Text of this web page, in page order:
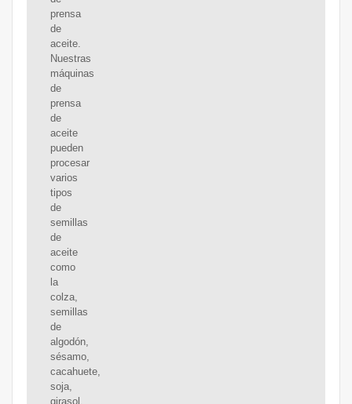
prensa
de
aceite.
Nuestras
máquinas
de
prensa
de
aceite
pueden
procesar
varios
tipos
de
semillas
de
aceite
como
la
colza,
semillas
de
algodón,
sésamo,
cacahuete,
soja,
girasol,